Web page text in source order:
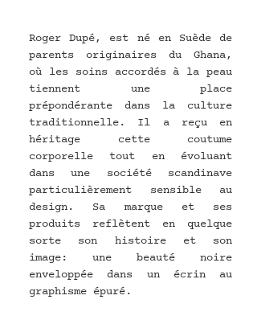
Roger Dupé, est né en Suède de
parents originaires du Ghana,
où les soins accordés à la peau
tiennent une place
prépondérante dans la culture
traditionnelle. Il a reçu en
héritage cette coutume
corporelle tout en évoluant
dans une société scandinave
particulièrement sensible au
design. Sa marque et ses
produits reflètent en quelque
sorte son histoire et son
image: une beauté noire
enveloppée dans un écrin au
graphisme épuré.